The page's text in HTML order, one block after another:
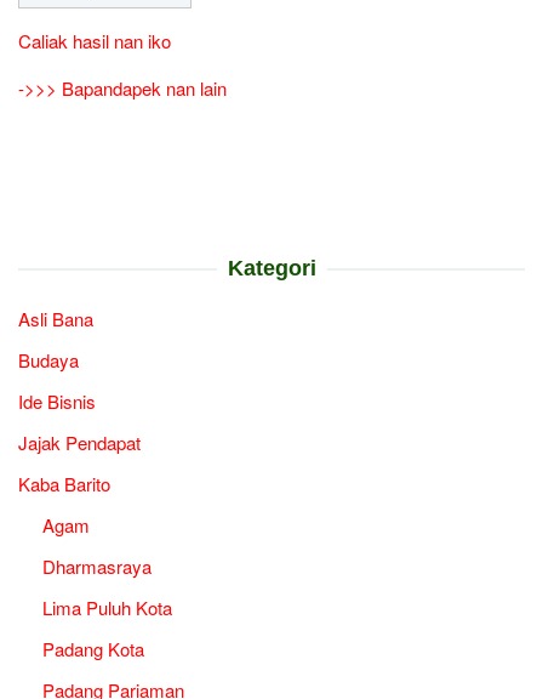
Caliak hasil nan iko
->>> Bapandapek nan lain
Kategori
Asli Bana
Budaya
Ide Bisnis
Jajak Pendapat
Kaba Barito
Agam
Dharmasraya
Lima Puluh Kota
Padang Kota
Padang Pariaman